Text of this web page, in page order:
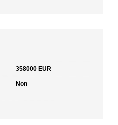
358000 EUR
Non